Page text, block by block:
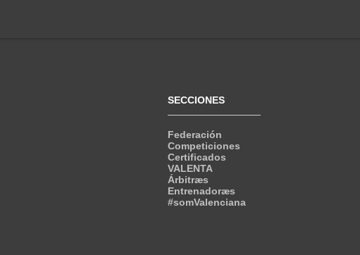
SECCIONES
Federación
Competiciones
Certificados
VALENTA
Árbitræs
Entrenadoræs
#somValenciana